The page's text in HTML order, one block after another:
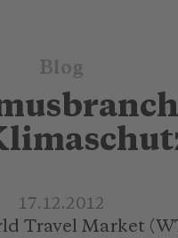
Blog
17.12.2012
Travel Market